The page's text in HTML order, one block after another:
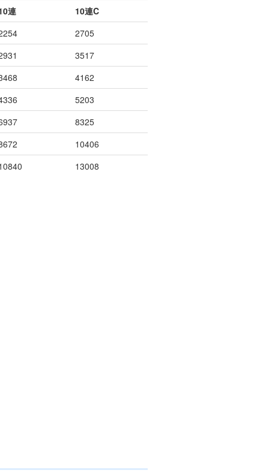
連
10連C
2705
3517
4162
5203
8325
10406
13008